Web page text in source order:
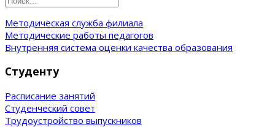
Методическая служба филиала
Методические работы педагогов
Внутренняя система оценки качества образования
Студенту
Расписание занятий
Студенческий совет
Трудоустройство выпускников